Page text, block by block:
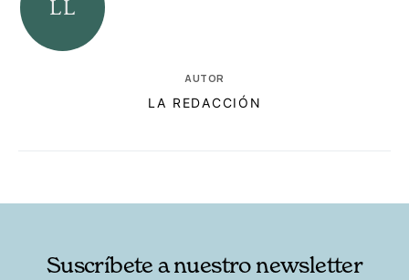
AUTOR
LA REDACCIÓN
Suscríbete a nuestro newsletter